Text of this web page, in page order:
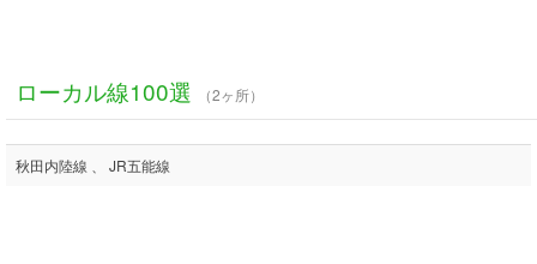
ローカル線100選 （2ヶ所）
秋田内陸線 、 JR五能線